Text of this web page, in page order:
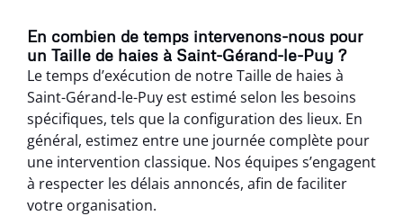
En combien de temps intervenons-nous pour
un Taille de haies à Saint-Gérand-le-Puy ?
Le temps d’exécution de notre Taille de haies à
Saint-Gérand-le-Puy est estimé selon les besoins
spécifiques, tels que la configuration des lieux. En
général, estimez entre une journée complète pour
une intervention classique. Nos équipes s’engagent
à respecter les délais annoncés, afin de faciliter
votre organisation.